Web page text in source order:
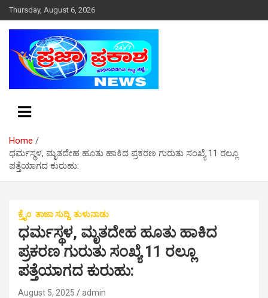
k
Thursday, August 6, 2026
Home
ಧರ್ಮಸ್ಥಳ, ಮೃತದೇಹ ಹೂತು ಹಾಕಿದ ಪ್ರಕರಣ ಗುರುತು ಸಂಖ್ಯೆ 11 ರಲ್ಲೂ
ಪತ್ತೆಯಾಗದ ಕುರುಹು:
ಕ್ರೈಂ ತಾಜಾ ಸುದ್ದಿ ತುಳುನಾಡು
ಧರ್ಮಸ್ಥಳ, ಮೃತದೇಹ ಹೂತು ಹಾಕಿದ
ಪ್ರಕರಣ ಗುರುತು ಸಂಖ್ಯೆ 11 ರಲ್ಲೂ
ಪತ್ತೆಯಾಗದ ಕುರುಹು:
August 5, 2025 admin